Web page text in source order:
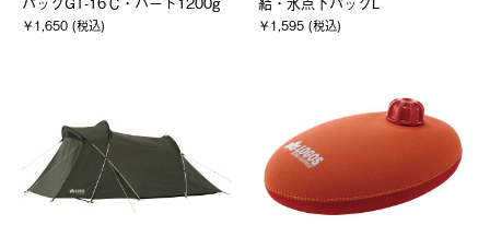
￥1,650 (税込) ￥1,595 (税込)